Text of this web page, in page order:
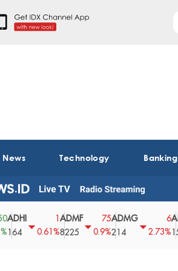
Technology Banking
0.61%
ADMF
8225
75
0.9%
ADMG
214
2.73%
ADMR
1510